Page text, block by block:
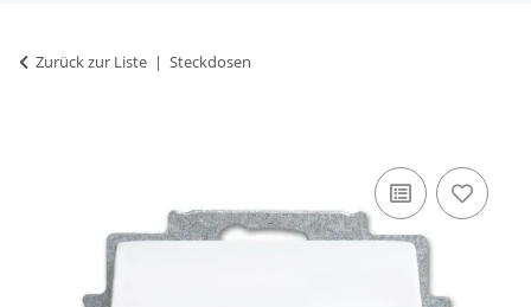
Zurück zur Liste Steckdosen